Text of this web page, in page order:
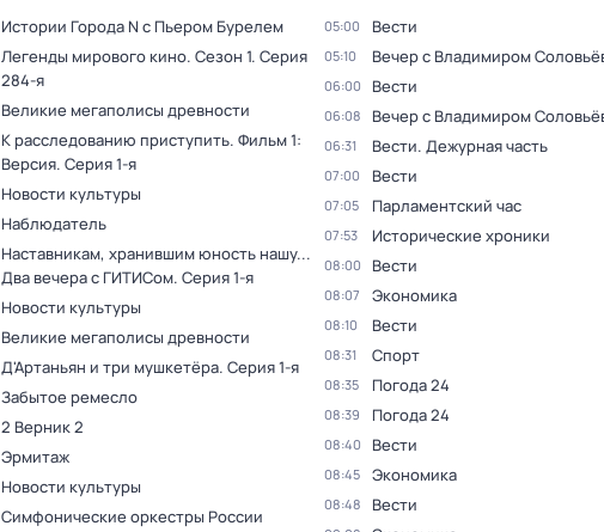
Истории Города N с Пьером Бурелем
Легенды мирового кино. Сезон 1. Серия
284-я
Великие мегаполисы древности
К расследованию приступить. Фильм 1:
Версия. Серия 1-я
Новости культуры
Наблюдатель
Наставникам, хранившим юность нашу...
Два вечера с ГИТИСом. Серия 1-я
Новости культуры
Великие мегаполисы древности
Д'Артаньян и три мушкетёра. Серия 1-я
Забытое ремесло
2 Верник 2
Эрмитаж
Новости культуры
Симфонические оркестры России
05:00 Вести
05:10 Вечер с Владимиром
06:00 Вести
06:08 Вечер с Владимиром
06:31 Вести. Дежурная часть
07:00 Вести
07:05 Парламентский час
07:53 Исторические хроники
08:00 Вести
08:07 Экономика
08:10 Вести
08:31 Спорт
08:35 Погода 24
08:39 Погода 24
08:40 Вести
08:45 Экономика
08:48 Вести